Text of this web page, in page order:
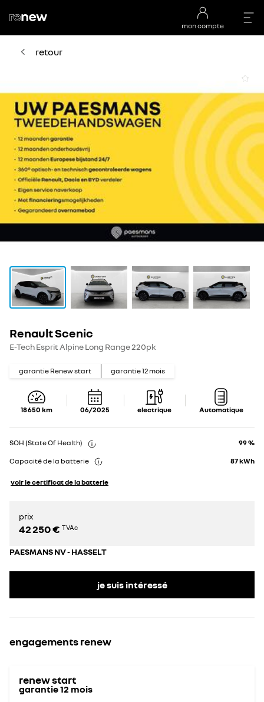
mon compte
retour
Renault Scenic
E-Tech Esprit Alpine Long Range 220pk
garantie Renew start garantie12 mois
18 650 km 06/2025 electrique Automatique
SOH (State Of Health)
Show
99 %
Capacité de la batterie
Show
87kWh
voir le certificat de la batterie
prix
42 250 € TVAc
PAESMANS NV - HASSELT
je suis intéressé
engagements renew
renew start
garantie12 mois